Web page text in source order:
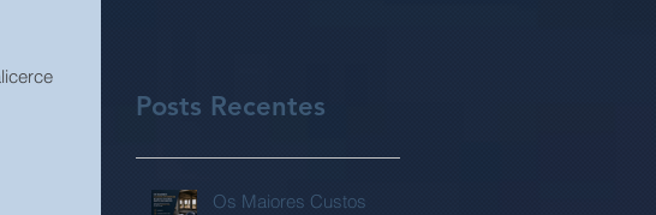
Posts Recentes
Os Maiores Custos